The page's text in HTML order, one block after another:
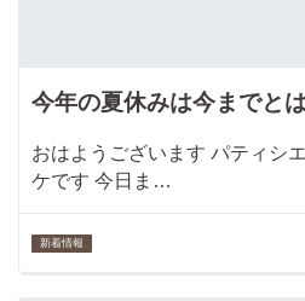
今年の夏休みは今までと
おはようございます パティシ
ケです 今日ま…
新着情報